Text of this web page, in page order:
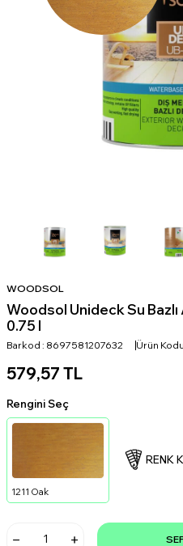
WOODSOL
Woodsol Unideck Su Bazlı
0.75 l
Barkod : 8697581207632 Ürün
579,57 TL
Rengini Seç
1211 Oak
RENK